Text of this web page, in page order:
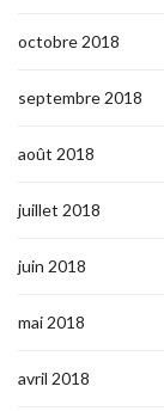
octobre 2018
septembre 2018
août 2018
juillet 2018
juin 2018
mai 2018
avril 2018